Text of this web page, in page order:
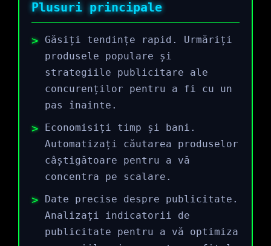
Plusuri principale
Găsiți tendințe rapid. Urmăriți
produsele populare și
strategiile publicitare ale
concurenților pentru a fi cu un
pas înainte.
Economisiți timp și bani.
Automatizați căutarea produselor
câștigătoare pentru a vă
concentra pe scalare.
Date precise despre publicitate.
Analizați indicatorii de
publicitate pentru a vă optimiza